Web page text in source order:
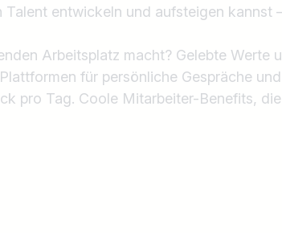
Talent entwickeln und aufsteigen kannst
Arbeitsplatz macht? Gelebte Werte
für persönliche Gespräche
pro Tag. Coole Mitarbeiter-Benefits,
z.B. Österreich